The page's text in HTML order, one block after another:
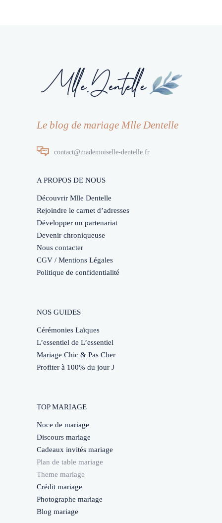
Le blog de mariage Mlle Dentelle
contact@mademoiselle-dentelle.fr
A PROPOS DE NOUS
Découvrir Mlle Dentelle
Rejoindre le carnet d’adresses
Développer un partenariat
Devenir chroniqueuse
Nous contacter
CGV / Mentions Légales
Politique de confidentialité
NOS GUIDES
Cérémonies Laïques
L’essentiel de L’essentiel
Mariage Chic & Pas Cher
Profiter à 100% du jour J
TOP MARIAGE
Noce de mariage
Discours mariage
Cadeaux invités mariage
Plan de table mariage
Theme mariage
Crédit mariage
Photographe mariage
Blog mariage